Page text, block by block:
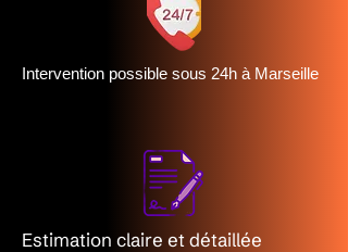
Intervention possible sous 24h à Marseille
Estimation claire et détaillée